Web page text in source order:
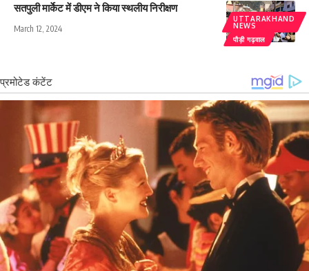
UTTARAKHAND
NEWS
पौड़ी गढ़वाल
सतपुली मार्केट में डीएम ने किया स्थलीय निरीक्षण
March 12, 2024